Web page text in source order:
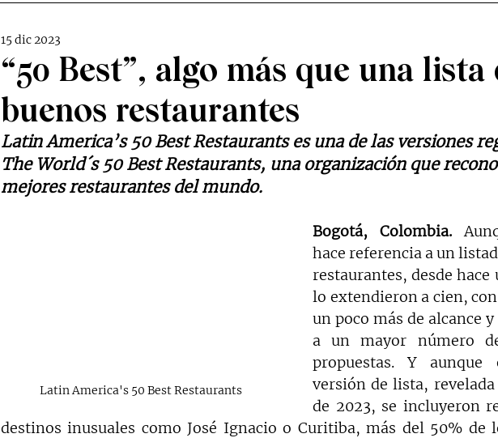
“50 Best”, algo más que una lista
buenos restaurantes
15 dic 2023
Latin America’s 50 Best Restaurants es una de las versiones
The World´s 50 Best Restaurants, una organización que
mejores restaurantes del mundo.
Latin America's 50 Best Restaurants
Bogotá, Colombia.
hace referencia a un
restaurantes, desde hace
lo extendieron a cien,
un poco más de alcance
a un mayor número
propuestas. Y
versión de lista,
de 2023, se incluyeron
destinos inusuales como José Ignacio o Curitiba, más del 50% de